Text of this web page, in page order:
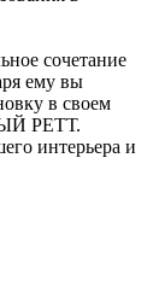
сочетание
ему вы
в своем
РЕТТ.
интерьера и